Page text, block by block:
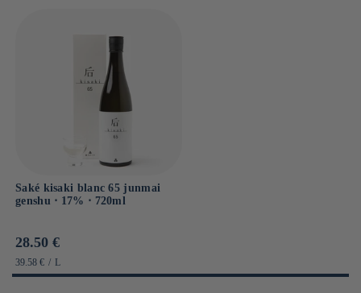
Saké kisaki blanc 65 junmai
genshu ⋅ 17% ⋅ 720ml
Prix
habituel
28.50 €
PRIX
UNITAIRE
39.58 € / PAR
L